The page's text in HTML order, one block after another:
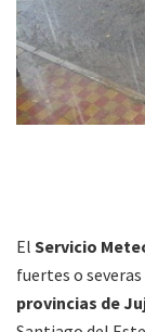
El Servicio
fuertes o
provincias de